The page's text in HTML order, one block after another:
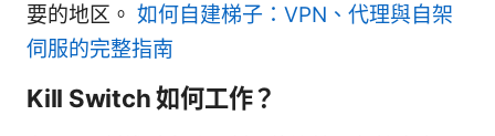
要的地区。 如何自建梯子：VPN、代理與自架
伺服的完整指南
Kill Switch 如何工作？